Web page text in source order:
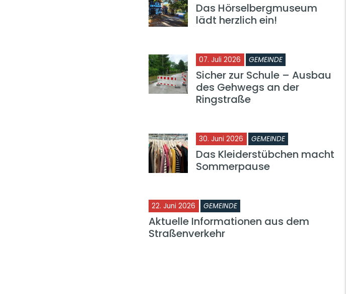
Das Hörselbergmuseum
lädt herzlich ein!
07. Juli 2026 GEMEINDE
Sicher zur Schule – Ausbau
des Gehwegs an der
Ringstraße
30. Juni 2026 GEMEINDE
Das Kleiderstübchen macht
Sommerpause
22. Juni 2026 GEMEINDE
Aktuelle Informationen aus dem
Straßenverkehr